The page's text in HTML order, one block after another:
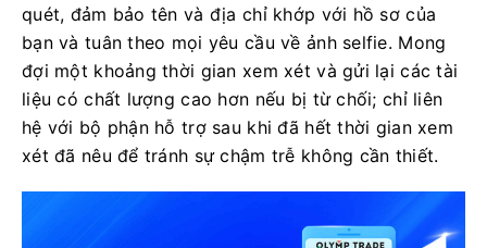
quét, đảm bảo tên và địa chỉ khớp với hồ sơ của
bạn và tuân theo mọi yêu cầu về ảnh selfie. Mong
đợi một khoảng thời gian xem xét và gửi lại các tài
liệu có chất lượng cao hơn nếu bị từ chối; chỉ liên
hệ với bộ phận hỗ trợ sau khi đã hết thời gian xem
xét đã nêu để tránh sự chậm trễ không cần thiết.